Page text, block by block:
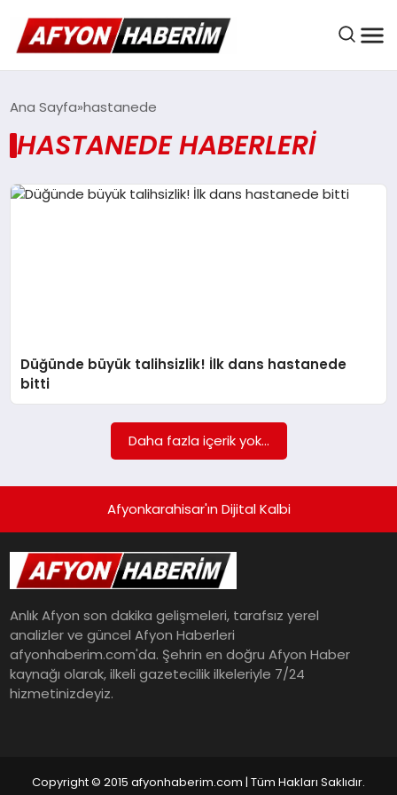
AFYON HABER
DÜNYA
SAĞLIK
TEKNOLOJI
Ana Sayfa hastanede
HASTANEDE HABERLERI
Düğünde büyük talihsizlik! İlk dans hastanede
bitti
Daha fazla içerik yok...
Afyonkarahisar'ın Dijital Kalbi
Anlık Afyon son dakika gelişmeleri, tarafsız yerel
analizler ve güncel Afyon Haberleri
afyonhaberim.com'da. Şehrin en doğru Afyon Haber
kaynağı olarak, ilkeli gazetecilik ilkeleriyle 7/24
hizmetinizdeyiz.
Copyright © 2015 afyonhaberim.com | Tüm Hakları Saklıdır.